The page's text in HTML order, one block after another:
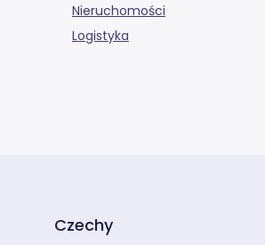
Nieruchomości
Logistyka
Czechy